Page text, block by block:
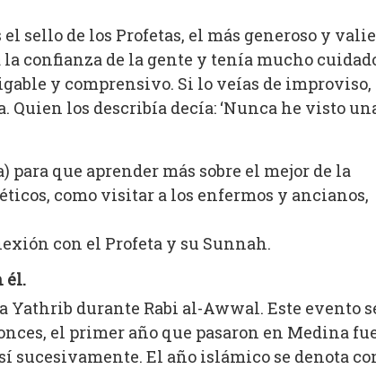
sello de los Profetas, el más generoso y
la confianza de la gente y tenía mucho
y comprensivo. Si lo veías de improviso,
los describía decía: ‘Nunca he visto
que aprender más sobre el mejor de la
como visitar a los enfermos y ancianos,
con el Profeta y su Sunnah.
él.
Yathrib durante Rabi al-Awwal. Este evento
el primer año que pasaron en Medina
El año islámico se denota con